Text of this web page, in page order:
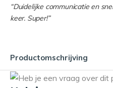
“Duidelijke communicatie en
keer. Super!”
Productomschrijving